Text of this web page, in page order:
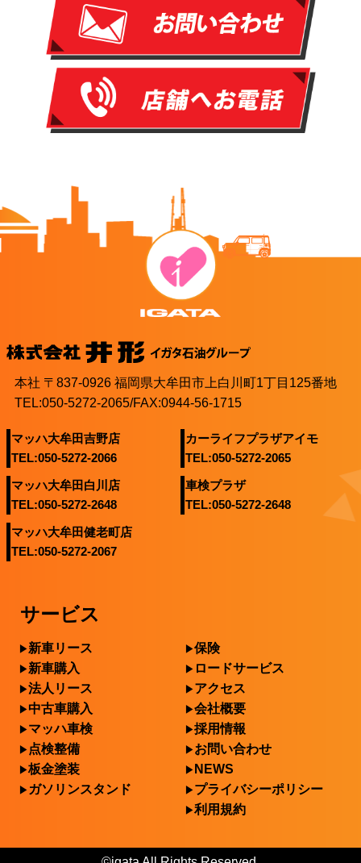
本社 〒837-0926 福岡県大牟田市上白川町1丁目125番地
TEL:050-5272-2065/FAX:0944-56-1715
マッハ大牟田吉野店
TEL:050-5272-2066
カーライフプラザアイモ
TEL:050-5272-2065
マッハ大牟田白川店
TEL:050-5272-2648
車検プラザ
TEL:050-5272-2648
マッハ大牟田健老町店
TEL:050-5272-2067
サービス
新車リース
新車購入
法人リース
中古車購入
マッハ車検
点検整備
板金塗装
ガソリンスタンド
保険
ロードサービス
アクセス
会社概要
採用情報
お問い合わせ
NEWS
プライバシーポリシー
利用規約